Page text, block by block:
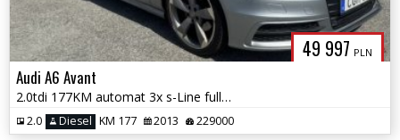
49 997 PLN
Audi A6 Avant
2.0tdi 177KM automat 3x s-Line full serwis pełna dok.zamiana 1.r.gwar
2.0 Diesel KM 177 2013 229000